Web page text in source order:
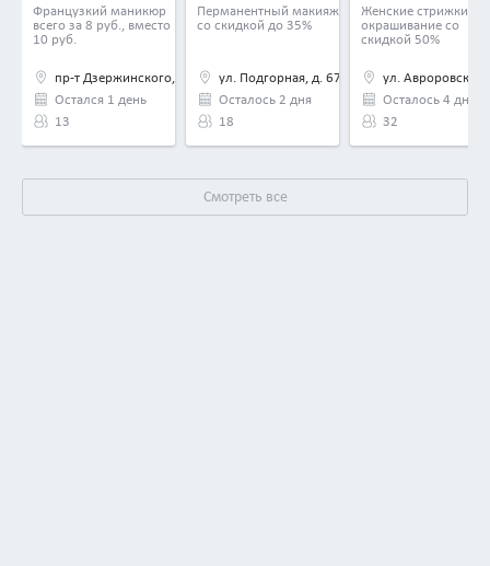
Французкий маникюр
всего за 8 руб., вместо
10 руб.
пр-т Дзержинского, д. 15
Остался 1 день
13
Перманентный макияж
со скидкой до 35%
ул. Подгорная, д. 67
Осталось 2 дня
18
«Няша»
Женские стрижки,
окрашивание со
скидкой 50%
ул. Авроровская,
Осталось 4 дня
32
Смотреть все